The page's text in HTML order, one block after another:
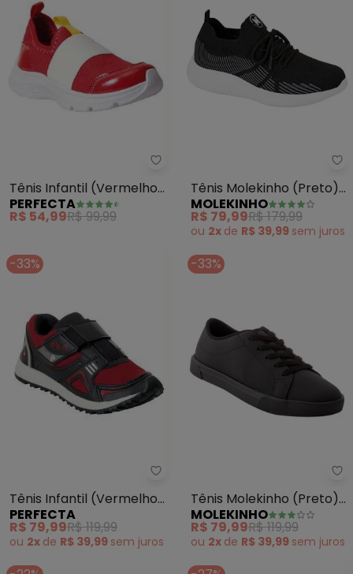
Perfecta - Tênis Infantil
Tênis Infantil (Vermelho)
com Elástico
PERFECTA
R$ 54,99R$ 99,99
Tênis Molekinho (Preto)
em Tecido
MOLEKINHO
R$ 79,99R$ 179,99
ou 2x de R$ 39,99 sem juros
-33%
Perfecta - Tênis Infantil
Tênis Infantil (Vermelho)
Fechamento em Velcro
PERFECTA
R$ 79,99R$ 119,99
ou 2x de R$ 39,99 sem juros
-33%
Tênis Molekinho (Preto)
em Sintético
MOLEKINHO
R$ 79,99R$ 119,99
ou 2x de R$ 39,99 sem juros